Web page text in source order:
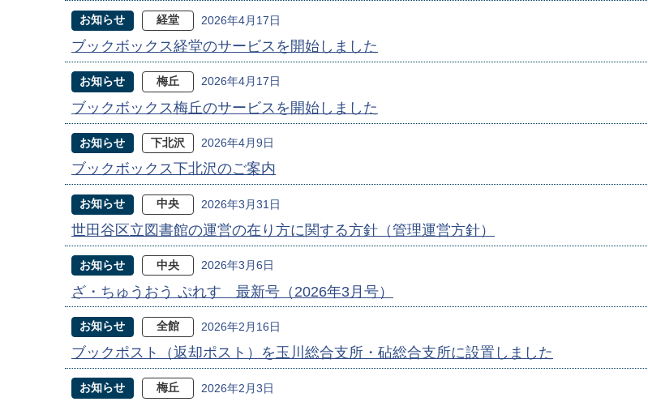
お知らせ 経堂 2026年4月17日
ブックボックス経堂のサービスを開始しました
お知らせ 梅丘 2026年4月17日
ブックボックス梅丘のサービスを開始しました
お知らせ 下北沢 2026年4月9日
ブックボックス下北沢のご案内
お知らせ 中央 2026年3月31日
世田谷区立図書館の運営の在り方に関する方針（管理運営方針）
お知らせ 中央 2026年3月6日
ざ・ちゅうおう ぷれす 最新号（2026年3月号）
お知らせ 全館 2026年2月16日
ブックポスト（返却ポスト）を玉川総合支所・砧総合支所に設置しました
お知らせ 梅丘 2026年2月3日